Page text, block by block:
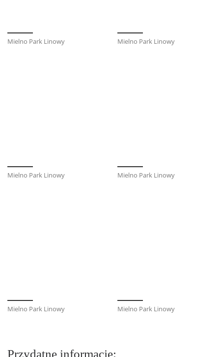
Mielno Park Linowy Mielno Park Linowy
Mielno Park Linowy Mielno Park Linowy
Mielno Park Linowy Mielno Park Linowy
Przydatne informacje: